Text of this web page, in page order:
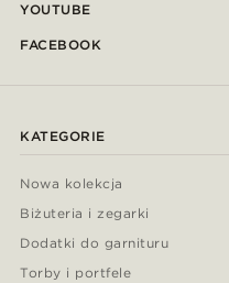
YOUTUBE
FACEBOOK
KATEGORIE
Nowa kolekcja
Biżuteria i zegarki
Dodatki do garnituru
Torby i portfele